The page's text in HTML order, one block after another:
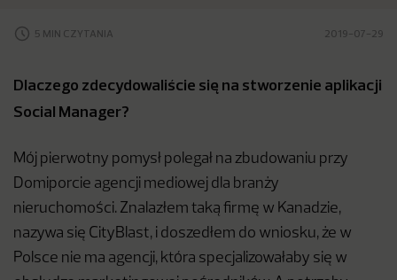
5 MIN CZYTANIA 2019-07-29
Dlaczego zdecydowaliście się na stworzenie aplikacji
Social Manager?
Mój pierwotny pomysł polegał na zbudowaniu przy
Domiporcie agencji mediowej dla branży
nieruchomości. Znalazłem taką firmę w Kanadzie,
nazywa się CityBlast, i doszedłem do wniosku, że w
Polsce nie ma agencji, która specjalizowałaby się w